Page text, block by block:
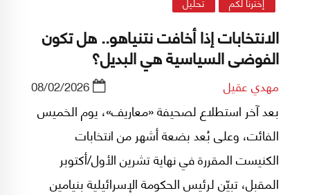
الانتخابات إذا أخافت نتنياهو.. هل تكون
الفوضى السياسية هي البديل؟
مهدي عقيل 08/02/2026
بعد آخر استطلاع لصحيفة «معاريف»، يوم الخميس
الفائت، وعلى بُعد بضعة أشهر من انتخابات
الكنيست المقررة في نهاية تشرين الأول/أكتوبر
المقبل، تبيّن لرئيس الحكومة الإسرائيلية بنيامين